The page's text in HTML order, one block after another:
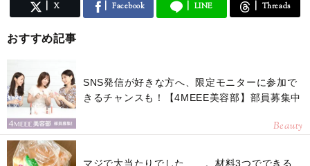
X Facebook LINE Threads
おすすめ記事
SNS発信が好きな方へ、限定モニターに参加で
きるチャンスも！【4MEEE美容部】部員募集中
Beauty
マジで大当たりでした……。材料3つでできる